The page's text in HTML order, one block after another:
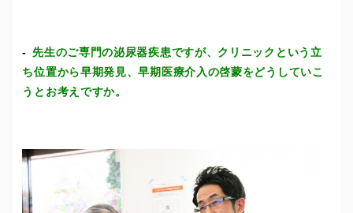
先生のご専門の泌尿器疾患ですが、クリニックという立
ち位置から早期発見、早期医療介入の啓蒙をどうしていこ
うとお考えですか。